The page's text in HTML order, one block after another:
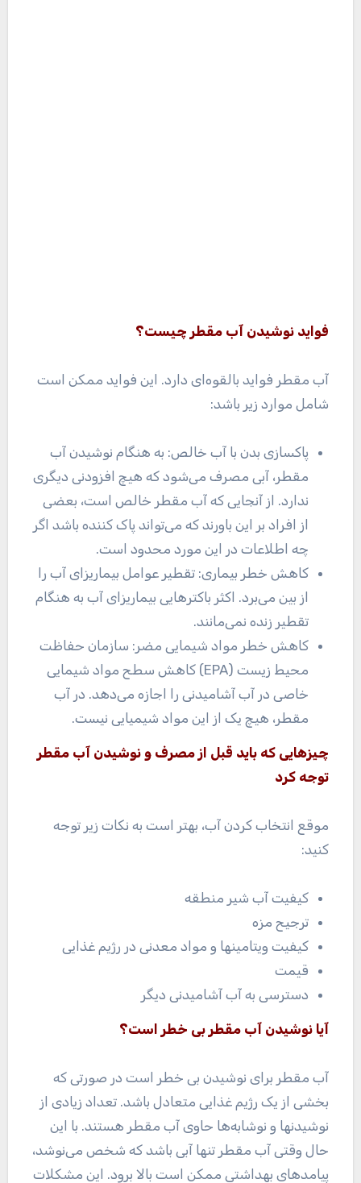
فواید نوشیدن آب مقطر چیست؟
آب مقطر فواید بالقوه‌ای دارد. این فواید ممکن است
شامل موارد زیر باشد:
پاکسازی بدن با آب خالص: به هنگام نوشیدن آب
مقطر، آبی مصرف می‌شود که هیچ افزودنی دیگری
ندارد. از آنجایی که آب مقطر خالص است، بعضی
از افراد بر این باورند که می‌تواند پاک کننده باشد اگر
چه اطلاعات در این مورد محدود است.
کاهش خطر بیماری: تقطیر عوامل بیماریزای آب را
از بین می‌برد. اکثر باکترهایی بیماریزای آب به هنگام
تقطیر زنده نمی‌مانند.
کاهش خطر مواد شیمایی مضر: سازمان حفاظت
محیط زیست (EPA) کاهش سطح مواد شیمایی
خاصی در آب آشامیدنی را اجازه می‌دهد. در آب
مقطر، هیچ یک از این مواد شیمیایی نیست.
چیزهایی که باید قبل از مصرف و نوشیدن آب مقطر
توجه کرد
موقع انتخاب کردن آب، بهتر است به نکات زیر توجه
کنید:
کیفیت آب شیر منطقه
ترجیح مزه
کیفیت ویتامینها و مواد معدنی در رژیم غذایی
قیمت
دسترسی به آب آشامیدنی دیگر
آیا نوشیدن آب مقطر بی خطر است؟
آب مقطر برای نوشیدن بی خطر است در صورتی که
بخشی از یک رژیم غذایی متعادل باشد. تعداد زیادی از
نوشیدنها و نوشابه‌ها حاوی آب مقطر هستند. با این
حال وقتی آب مقطر تنها آبی باشد که شخص می‌نوشد،
پیامدهای بهداشتی ممکن است بالا برود. این مشکلات